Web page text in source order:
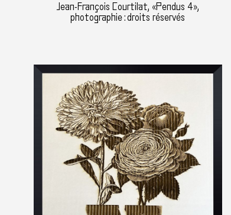
Jean-François Courtilat, «Pendus 4»,
photographie : droits réservés